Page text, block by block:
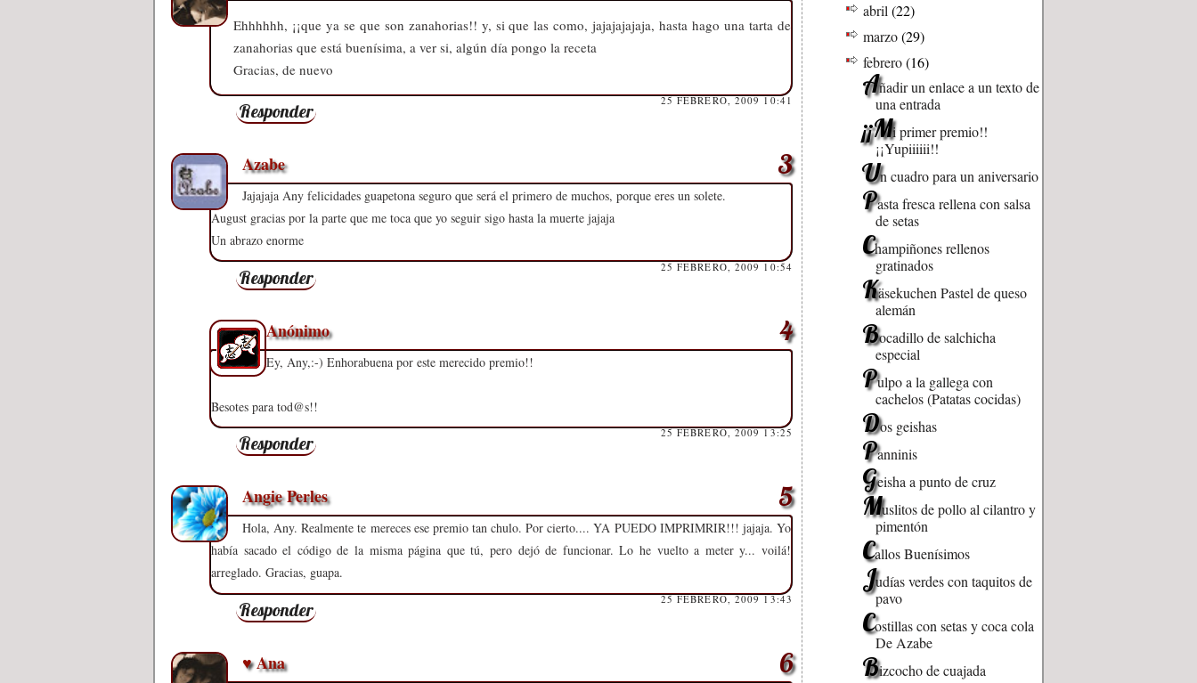
Ehhhhhh, ¡¡que ya se que son zanahorias!! y, si que las como, jajajajajaja, hasta hago una tarta de
zanahorias que está buenísima, a ver si, algún día pongo la receta
Gracias, de nuevo
25 FEBRERO, 2009 10:41
Responder
Azabe
Jajajaja Any felicidades guapetona seguro que será el primero de muchos, porque eres un solete.
August gracias por la parte que me toca que yo seguir sigo hasta la muerte jajaja
Un abrazo enorme
25 FEBRERO, 2009 10:54
Responder
Anónimo
Ey, Any,:-) Enhorabuena por este merecido premio!!
Besotes para tod@s!!
25 FEBRERO, 2009 13:25
Responder
Angie Perles
Hola, Any. Realmente te mereces ese premio tan chulo. Por cierto.... YA PUEDO IMPRIMRIR!!! jajaja. Yo
había sacado el código de la misma página que tú, pero dejó de funcionar. Lo he vuelto a meter y... voilá!
arreglado. Gracias, guapa.
25 FEBRERO, 2009 13:43
Responder
♥ Ana
abril(22)
marzo(29)
febrero(16)
Añadir un enlace a un texto de
una entrada
¡¡Mi primer premio!!
¡¡Yupiiiiii!!
Un cuadro para un aniversario
Pasta fresca rellena con salsa
de setas
Champiñones rellenos
gratinados
Käsekuchen Pastel de queso
alemán
Bocadillo de salchicha
especial
Pulpo a la gallega con
cachelos (Patatas cocidas)
Dos geishas
Panninis
Geisha a punto de cruz
Muslitos de pollo al cilantro y
pimentón
Callos Buenísimos
Judías verdes con taquitos de
pavo
Costillas con setas y coca cola
De Azabe
Bizcocho de cuajada